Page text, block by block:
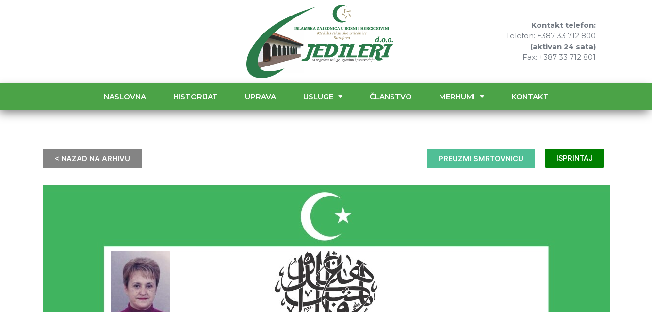
Kontakt telefon:
Telefon: +387 33 712 800
(aktivan 24 sata)
Fax: +387 33 712 801
NASLOVNA HISTORIJAT UPRAVA USLUGE ČLANSTVO MERHUMI KONTAKT
< NAZAD NA ARHIVU PREUZMI SMRTOVNICU ISPRINTAJ